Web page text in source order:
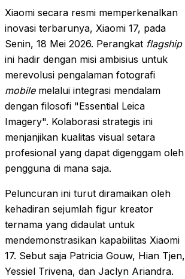
Xiaomi secara resmi memperkenalkan
inovasi terbarunya, Xiaomi 17, pada
Senin, 18 Mei 2026. Perangkat flagship
ini hadir dengan misi ambisius untuk
merevolusi pengalaman fotografi
mobilemelalui integrasi mendalam
dengan filosofi "Essential Leica
Imagery". Kolaborasi strategis ini
menjanjikan kualitas visual setara
profesional yang dapat digenggam oleh
pengguna di mana saja.
Peluncuran ini turut diramaikan oleh
kehadiran sejumlah figur kreator
ternama yang didaulat untuk
mendemonstrasikan kapabilitas Xiaomi
17. Sebut saja Patricia Gouw, Hian Tjen,
Yessiel Trivena, dan Jaclyn Ariandra.